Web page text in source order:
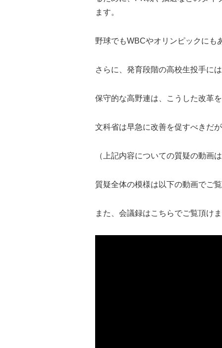
ます。
野球でもWBCやオリンピックにも
さらに、発育段階の高校生投手に
保守的な高野連は、こうした改革
文科省は早急に改善を促すべきだ
（上記内容についての質疑の動画
質疑全体の模様は以下の動画でご
また、会議録はこちらでご覧頂け